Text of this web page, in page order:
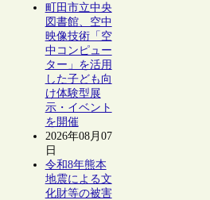
町田市立中央
図書館、空中
映像技術「空
中コンピュー
ター」を活用
した子ども向
け体験型展
示・イベント
を開催
2026年08月07
日
令和8年熊本
地震による文
化財等の被害